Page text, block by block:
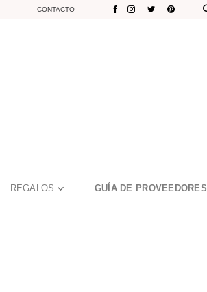
CONTACTO
REGALOS GUÍA DE PROVEEDORES